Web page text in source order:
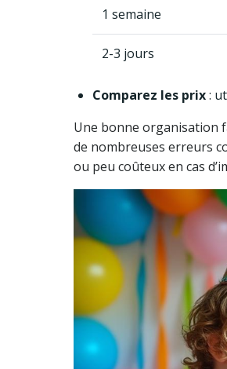
1 semaine
2-3 jours
Comparez les prix:
Une bonne organisation
de nombreuses erreurs
ou peu coûteux en cas